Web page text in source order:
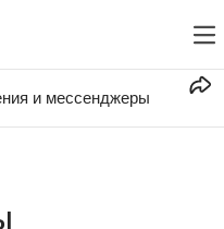
и мессенджеры